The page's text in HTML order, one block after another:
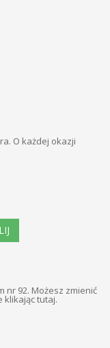
O każdej okazji
nr 92. Możesz zmienić
klikając tutaj.